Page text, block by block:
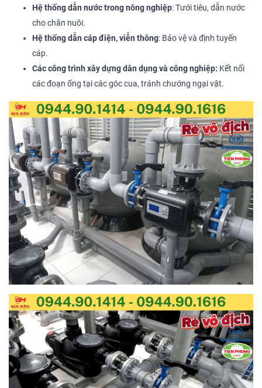
Hệ thống dẫn nước trong nông nghiệp: Tưới tiêu, dẫn nước
cho chăn nuôi.
Hệ thống dẫn cáp điện, viễn thông: Bảo vệ và định tuyến
cáp.
Các công trình xây dựng dân dụng và công nghiệp: Kết nối
các đoạn ống tại các góc cua, tránh chướng ngại vật.